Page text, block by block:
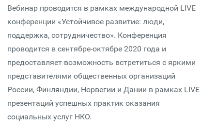
Вебинар проводится в рамках международной LIVE
конференции «Устойчивое развитие: люди,
поддержка, сотрудничество». Конференция
проводится в сентябре-октябре 2020 года и
предоставляет возможность встретиться с яркими
представителями общественных организаций
России, Финляндии, Норвегии и Дании в рамках LIVE
презентаций успешных практик оказания
социальных услуг НКО.